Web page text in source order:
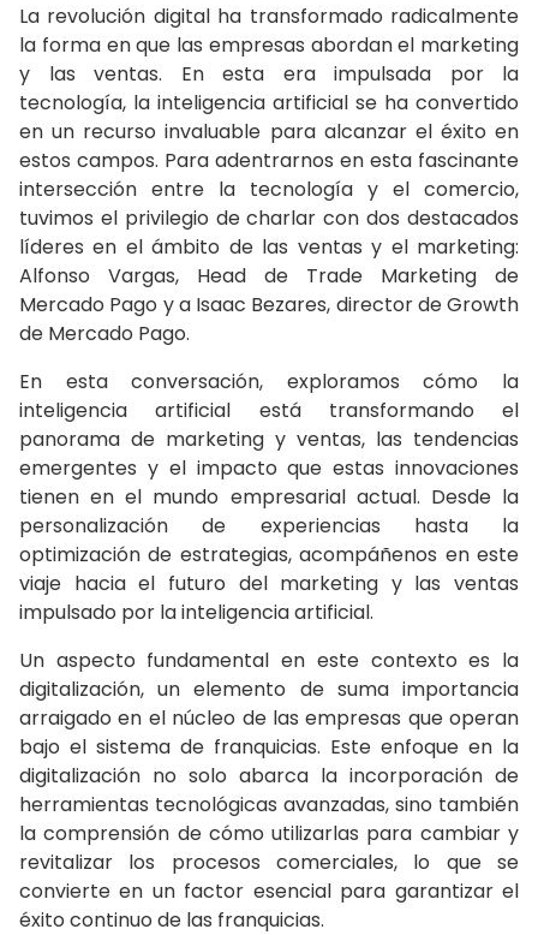
La revolución digital ha transformado radicalmente
la forma en que las empresas abordan el marketing
y las ventas. En esta era impulsada por la
tecnología, la inteligencia artificial se ha convertido
en un recurso invaluable para alcanzar el éxito en
estos campos. Para adentrarnos en esta fascinante
intersección entre la tecnología y el comercio,
tuvimos el privilegio de charlar con dos destacados
líderes en el ámbito de las ventas y el marketing:
Alfonso Vargas, Head de Trade Marketing de
Mercado Pago y a Isaac Bezares, director de Growth
de Mercado Pago.
En esta conversación, exploramos cómo la
inteligencia artificial está transformando el
panorama de marketing y ventas, las tendencias
emergentes y el impacto que estas innovaciones
tienen en el mundo empresarial actual. Desde la
personalización de experiencias hasta la
optimización de estrategias, acompáñenos en este
viaje hacia el futuro del marketing y las ventas
impulsado por la inteligencia artificial.
Un aspecto fundamental en este contexto es la
digitalización, un elemento de suma importancia
arraigado en el núcleo de las empresas que operan
bajo el sistema de franquicias. Este enfoque en la
digitalización no solo abarca la incorporación de
herramientas tecnológicas avanzadas, sino también
la comprensión de cómo utilizarlas para cambiar y
revitalizar los procesos comerciales, lo que se
convierte en un factor esencial para garantizar el
éxito continuo de las franquicias.